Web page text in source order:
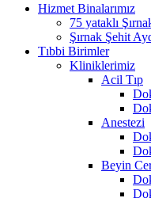
Hizmet Binalarımız
75 yataklı
Şırnak Şehit
Tıbbi Birimler
Kliniklerimiz
Acil Tıp
Anestezi
Beyin